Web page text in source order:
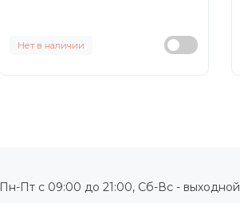
Нет в наличии
Пн-Пт с 09:00 до 21:00, Сб-Вс - выходной